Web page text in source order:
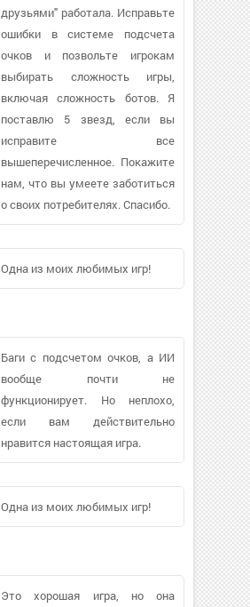
друзьями" работала. Исправьте
ошибки в системе подсчета
очков и позвольте игрокам
выбирать сложность игры,
включая сложность ботов. Я
поставлю 5 звезд, если вы
исправите все
вышеперечисленное. Покажите
нам, что вы умеете заботиться
о своих потребителях. Спасибо.
Одна из моих любимых игр!
Баги с подсчетом очков, а ИИ
вообще почти не
функционирует. Но неплохо,
если вам действительно
нравится настоящая игра.
Одна из моих любимых игр!
Это хорошая игра, но она